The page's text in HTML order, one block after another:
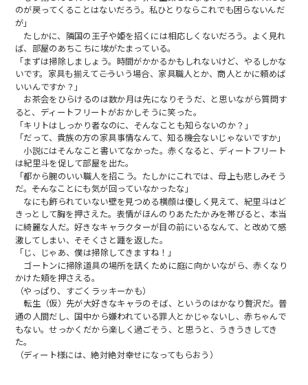
のが戻ってくることはないだろう。私ひとりならこれでも困らないんだ
が」
たしかに、隣国の王子や姫を招くには相応しくないだろう。よく見れ
ば、部屋のあちこちに埃がたまっている。
「まずは掃除しましょう。時間がかかるかもしれないけど、やるしかな
いです。家具も揃えて――こういう場合、家具職人とか、商人とかに頼めば
いいんですか？」
お茶会をひらけるのは数か月は先になりそうだ、と思いながら質問す
ると、ディートフリートがおかしそうに笑った。
「キリトはしっかり者なのに、そんなことも知らないのか？」
「だって、貴族の方の家具事情なんて、知る機会ないじゃないですか」
小説にはそんなこと書いてなかった。赤くなると、ディートフリート
は紀里斗を促して部屋を出た。
「都から腕のいい職人を招こう。たしかにこれでは、母上も悲しみそう
だ。――そんなことにも気が回っていなかったな」
なにも飾られていない壁を見つめる横顔は優しく見えて、紀里斗はど
きっとして胸を押さえた。表情がほんのりあたたかみを帯びると、本当
に綺麗な人だ。好きなキャラクターが目の前にいるなんて、と改めて感
激してしまい、そそくさと踵を返した。
「じ、じゃあ、僕は掃除してきますね！」
ゴートンに掃除道具の場所を訊くために庭に向かいながら、赤くなり
かけた頬を押さえる。
（やっぱり、すごくラッキーかも）
転生（仮）先が大好きなキャラのそば、というのはかなり贅沢だ。普
通の人間だし、国中から嫌われている罪人とかじゃないし、赤ちゃんで
もない。せっかくだから楽しく過ごそう、と思うと、うきうきしてき
た。
（ディート様には、絶対絶対幸せになってもらおう）